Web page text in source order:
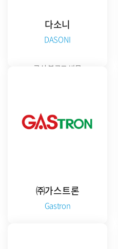
다소니
DASONI
공식 블로그 방문
㈜가스트론
Gastron